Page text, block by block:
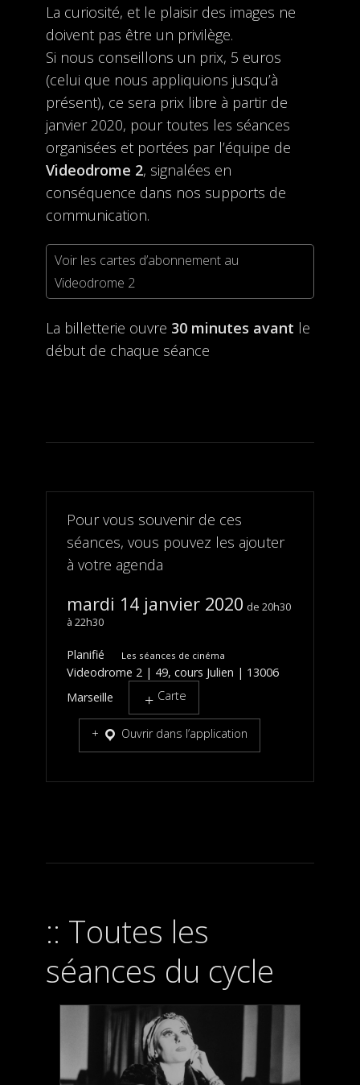
La curiosité, et le plaisir des images ne
doivent pas être un privilège.
Si nous conseillons un prix, 5 euros
(celui que nous appliquions jusqu’à
présent), ce sera prix libre à partir de
janvier 2020, pour toutes les séances
organisées et portées par l’équipe de
Videodrome 2, signalées en
conséquence dans nos supports de
communication.
Voir les cartes d’abonnement au
Videodrome 2
La billetterie ouvre 30 minutes avant le
début de chaque séance
Pour vous souvenir de ces
séances, vous pouvez les ajouter
à votre agenda
mardi 14 janvier 2020
20h30
22h30
Planifié Les séances de cinéma
Videodrome 2 | 49, cours Julien | 13006
Marseille
Carte
Ouvrir dans l’application
Toutes les
séances du cycle